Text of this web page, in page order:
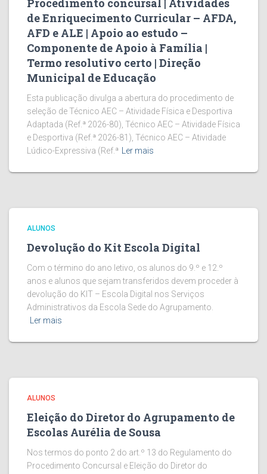
Procedimento concursal | Atividades
de Enriquecimento Curricular – AFDA,
AFD e ALE | Apoio ao estudo –
Componente de Apoio à Família |
Termo resolutivo certo | Direção
Municipal de Educação
Esta publicação divulga a abertura do procedimento de
seleção de Técnico AEC – Atividade Física e Desportiva
Adaptada (Ref.ª 2026-80), Técnico AEC – Atividade Física
e Desportiva (Ref.ª 2026-81), Técnico AEC – Atividade
Lúdico-Expressiva (Ref.ª
Ler mais
ALUNOS
Devolução do Kit Escola Digital
Com o término do ano letivo, os alunos do 9.º e 12.º
anos e alunos que sejam transferidos devem proceder à
devolução do KIT – Escola Digital nos Serviços
Administrativos da Escola Sede do Agrupamento.
Ler mais
ALUNOS
Eleição do Diretor do Agrupamento de
Escolas Aurélia de Sousa
Nos termos do ponto 2 do art.º 13 do Regulamento do
Procedimento Concursal e Eleição do Diretor do